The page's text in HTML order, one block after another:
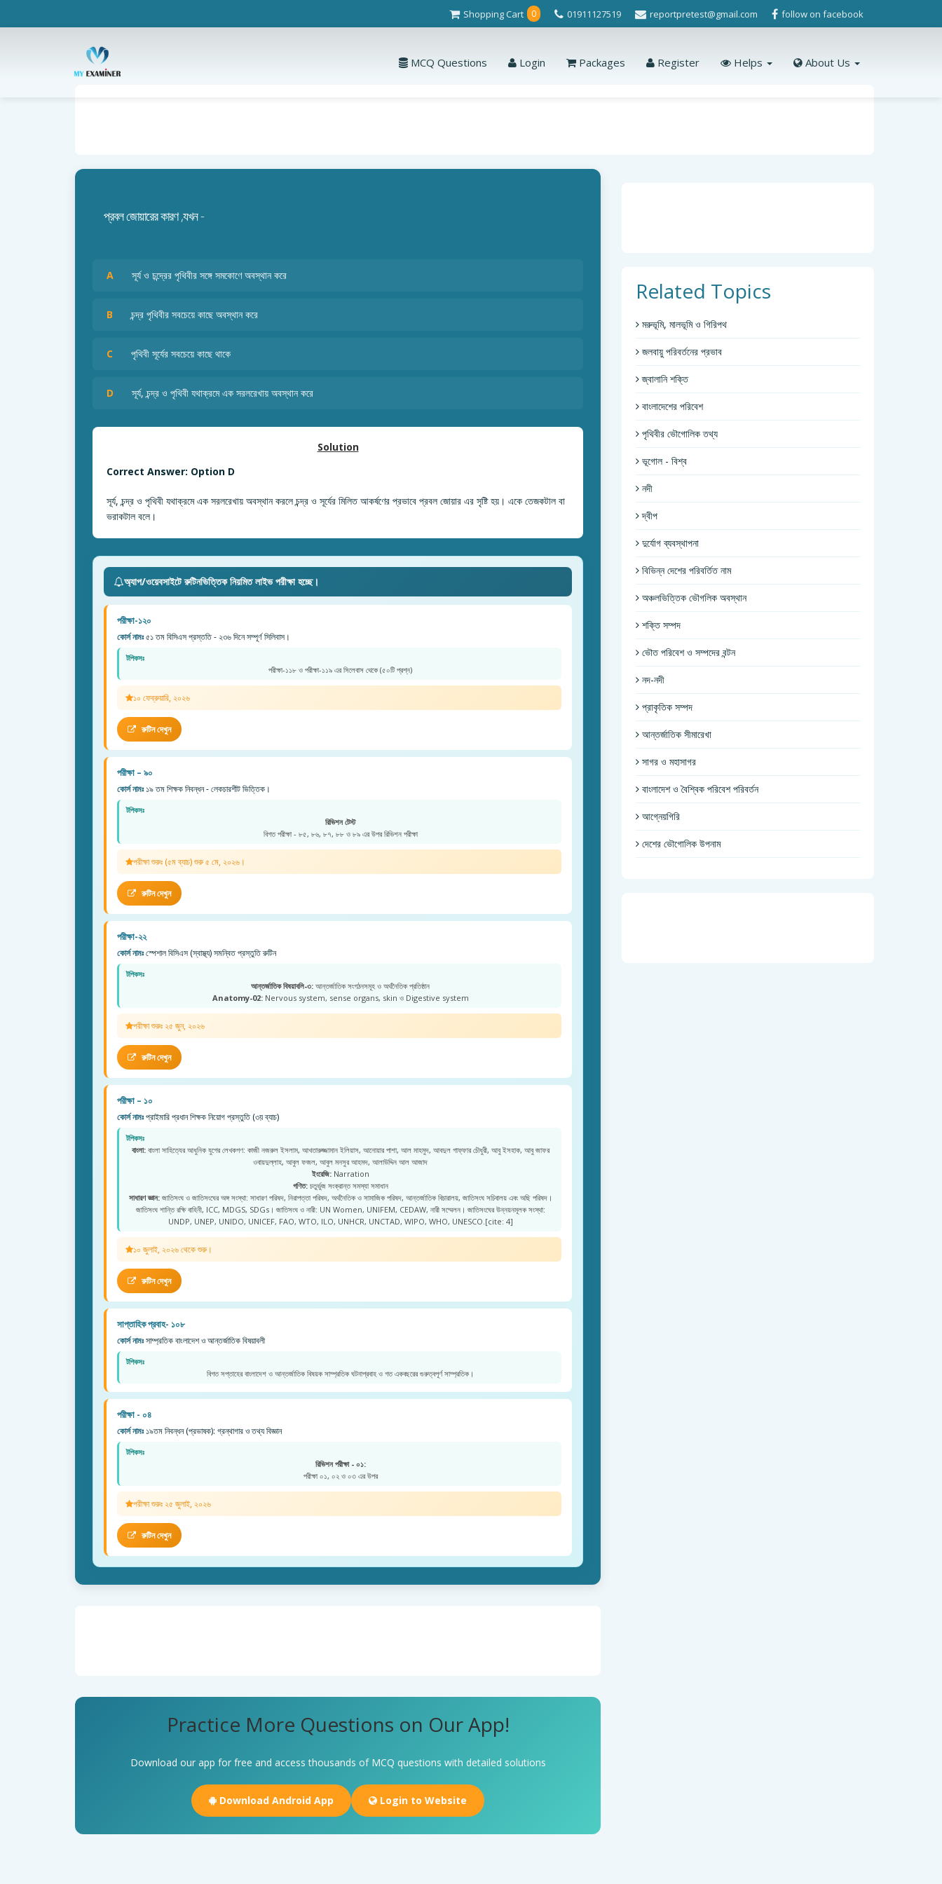
Shopping Cart 0 01911127519 reportpretest@gmail.com follow on facebook
MCQ Questions Login Packages Register Helps About Us
প্রবল জোয়ারের কারণ ,যখন -
A সূর্য ও চন্দ্রের পৃথিবীর সঙ্গে সমকোণে অবস্থান করে
B চন্দ্র পৃথিবীর সবচেয়ে কাছে অবস্থান করে
C পৃথিবী সূর্যের সবচেয়ে কাছে থাকে
D সূর্য, চন্দ্র ও পৃথিবী যথাক্রমে এক সরলরেখায় অবস্থান করে
Solution
Correct Answer: Option D
সূর্য, চন্দ্র ও পৃথিবী যথাক্রমে এক সরলরেখায় অবস্থান করলে চন্দ্র ও সূর্যের মিলিত আকর্ষণের প্রভাবে প্রবল জোয়ার এর সৃষ্টি হয়। একে তেজকটাল বা
ভরাকটাল বলে।
অ্যাপ/ওয়েবসাইটে রুটিনভিত্তিক নিয়মিত লাইভ পরীক্ষা হচ্ছে।
পরীক্ষা-১২০
কোর্স নামঃ৫১ তম বিসিএস প্রস্ততি - ২৩৬ দিনে সম্পূর্ণ সিলিবাস।
টপিকসঃ
পরীক্ষা-১১৮ ও পরীক্ষা-১১৯ এর সিলেবাস থেকে (৫০টি প্রশ্ন)
১০ ফেব্রুয়ারি, ২০২৬
রুটিন দেখুন
পরীক্ষা – ৯০
কোর্স নামঃ১৯ তম শিক্ষক নিবন্ধন - লেকচারশীট ভিত্তিক।
টপিকসঃ
রিভিশন টেস্ট
বিগত পরীক্ষা - ৮৫, ৮৬, ৮৭, ৮৮ ও ৮৯ এর উপর রিভিশন পরীক্ষা
পরীক্ষা শুরুঃ (৫ম ব্যাচ) শুরু ৫ মে, ২০২৬।
রুটিন দেখুন
পরীক্ষা-২২
কোর্স নামঃস্পেশাল বিসিএস (স্বাস্থ্য) সমন্বিত প্রস্তুতি রুটিন
টপিকসঃ
আন্তর্জাতিক বিষয়াবলি-৩: আন্তর্জাতিক সংগঠনসমূহ ও অর্থনৈতিক প্রতিষ্ঠান
Anatomy-02:Nervous system, sense organs, skin ও Digestive system
পরীক্ষা শুরুঃ ২৫ জুন, ২০২৬
রুটিন দেখুন
পরীক্ষা – ১০
কোর্স নামঃপ্রাইমারি প্রধান শিক্ষক নিয়োগ প্রস্তুতি (৩য় ব্যাচ)
টপিকসঃ
বাংলা:বাংলা সাহিত্যের আধুনিক যুগের লেখকগণ: কাজী নজরুল ইসলাম, আখতারুজ্জামান ইলিয়াস, আনোয়ার পাশা, আল মাহমুদ, আবদুল গাফ্ফার চৌধুরী, আবু ইসহাক, আবু জাফর
ওবায়দুল্লাহ, আবুল ফজল, আবুল মনসুর আহমদ, আলাউদ্দিন আল আজাদ
ইংরেজি:Narration
গণিত:চতুর্ভুজ সংক্রান্ত সমস্যা সমাধান
সাধারণ জ্ঞান:জাতিসংঘ ও জাতিসংঘের অঙ্গ সংস্থা: সাধারণ পরিষদ, নিরাপত্তা পরিষদ, অর্থনৈতিক ও সামাজিক পরিষদ, আন্তর্জাতিক বিচারালয়, জাতিসংঘ সচিবালয় এবং অছি পরিষদ।
জাতিসংঘ শান্তি রক্ষি বাহিনী, ICC, MDGS, SDGs। জাতিসংঘ ও নারী: UN Women, UNIFEM, CEDAW, নারী সম্মেলন। জাতিসংঘের উন্নয়নমূলক সংস্থা:
UNDP, UNEP, UNIDO, UNICEF, FAO, WTO, ILO, UNHCR, UNCTAD, WIPO, WHO, UNESCO.[cite: 4]
১০ জুলাই, ২০২৬ থেকে শুরু।
রুটিন দেখুন
সাপ্তাহিক প্রবাহ- ১০৮
কোর্স নামঃসাম্প্রতিক বাংলাদেশ ও আন্তর্জাতিক বিষয়াবলী
টপিকসঃ
বিগত সপ্তাহের বাংলাদেশ ও আন্তর্জাতিক বিষয়ক সাম্প্রতিক ঘটনাপ্রবাহ ও গত একবছরের গুরুত্বপূর্ণ সাম্প্রতিক।
পরীক্ষা - ০৪
কোর্স নামঃ১৯তম নিবন্ধন (প্রভাষক): গ্রন্থাগার ও তথ্য বিজ্ঞান
টপিকসঃ
রিভিশন পরীক্ষা - ০১:
পরীক্ষা ০১, ০২ ও ০৩ এর উপর
পরীক্ষা শুরুঃ ২৫ জুলাই, ২০২৬
রুটিন দেখুন
Practice More Questions on Our App!
Download our app for free and access thousands of MCQ questions with detailed solutions
Download Android App Login to Website
Related Topics
মরুভূমি, মালভূমি ও গিরিপথ
জলবায়ু পরিবর্তনের প্রভাব
জ্বালানি শক্তি
বাংলাদেশের পরিবেশ
পৃথিবীর ভৌগোলিক তথ্য
ভূগোল - বিশ্ব
নদী
দ্বীপ
দুর্যোগ ব্যবস্থাপনা
বিভিন্ন দেশের পরিবর্তিত নাম
অঞ্চলভিত্তিক ভৌগলিক অবস্থান
শক্তি সম্পদ
ভৌত পরিবেশ ও সম্পদের বন্টন
নদ-নদী
প্রাকৃতিক সম্পদ
আন্তর্জাতিক সীমারেখা
সাগর ও মহাসাগর
বাংলাদেশ ও বৈশ্বিক পরিবেশ পরিবর্তন
আগ্নেয়গিরি
দেশের ভৌগোলিক উপনাম